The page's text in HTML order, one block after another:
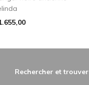
Rechercher et trouver